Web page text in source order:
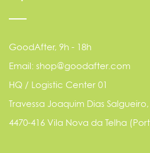
GoodAfter, 9h - 18h
Email: shop@goodafter.com
HQ / Logistic Center 01
Travessa Joaquim Dias Salgueiro,
4470-416 Vila Nova da Telha